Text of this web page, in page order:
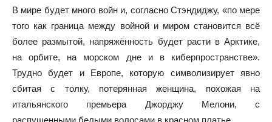
В мире будет много войн и, согласно Стэндиджу, «по мере
того как граница между войной и миром становится всё
более размытой, напряжённость будет расти в Арктике,
на орбите, на морском дне и в киберпространстве».
Трудно будет и Европе, которую символизирует явно
сбитая с толку, потерянная женщина, похожая на
итальянского премьера Джорджу Мелони, с
распущенными белыми волосами в красном платье.